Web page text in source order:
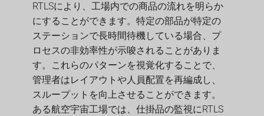
RTLSにより、工場内での商品の流れを明らか
にすることができます。特定の部品が特定の
ステーションで長時間待機している場合、プ
ロセスの非効率性が示唆されることがありま
す。これらのパターンを視覚化することで、
管理者はレイアウトや人員配置を再編成し、
スループットを向上させることができます。
ある航空宇宙工場では、仕掛品の監視にRTLS